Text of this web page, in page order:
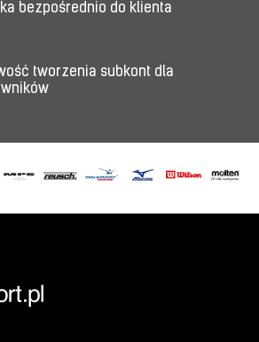
bezpośrednio do klienta
tworzenia subkont dla